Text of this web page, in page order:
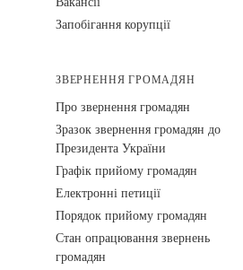
Запобігання корупції
ЗВЕРНЕННЯ ГРОМАДЯН
Про звернення громадян
Зразок звернення громадян до
Президента України
Графік прийому громадян
Електронні петиції
Порядок прийому громадян
Стан опрацювання звернень
громадян